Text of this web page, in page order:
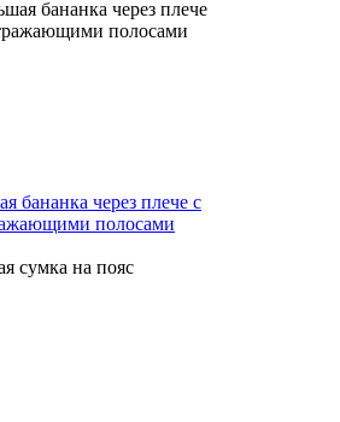
бананка через плече с
полосами